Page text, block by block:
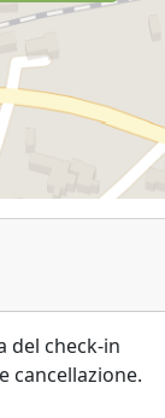
del check-in
cancellazione.